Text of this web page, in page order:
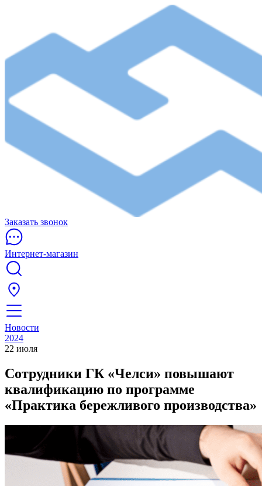
Заказать звонок
Интернет-магазин
Новости
2024
22 июля
Сотрудники ГК «Челси» повышают
квалификацию по программе
«Практика бережливого производства»